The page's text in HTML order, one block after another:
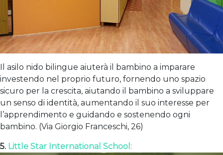
Il asilo nido bilingue aiuterà il bambino a imparare
investendo nel proprio futuro, fornendo uno spazio
sicuro per la crescita, aiutando il bambino a sviluppare
un senso di identità, aumentando il suo interesse per
l’apprendimento e guidando e sostenendo ogni
bambino. (Via Giorgio Franceschi, 26)
5. Little Star International School: